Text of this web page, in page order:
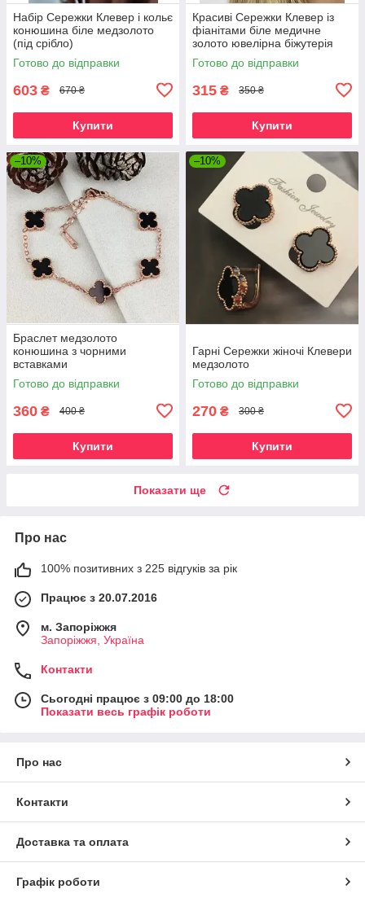
Набір Сережки Клевер і кольє
конюшина біле медзолото
(під срібло)
Готово до відправки
603 ₴ 670 ₴
Купити
Красиві Сережки Клевер із
фіанітами біле медичне
золото ювелірна біжутерія
Готово до відправки
315 ₴ 350 ₴
Купити
–10%
Браслет медзолото
конюшина з чорними
вставками
Готово до відправки
360 ₴ 400 ₴
Купити
–10%
Гарні Сережки жіночі Клевери
медзолото
Готово до відправки
270 ₴ 300 ₴
Купити
Показати ще
Про нас
100% позитивних з 225 відгуків за рік
Працює з 20.07.2016
м. Запоріжжя
Запоріжжя, Україна
Контакти
Сьогодні працює з 09:00 до 18:00
Показати весь графік роботи
Про нас
Контакти
Доставка та оплата
Графік роботи